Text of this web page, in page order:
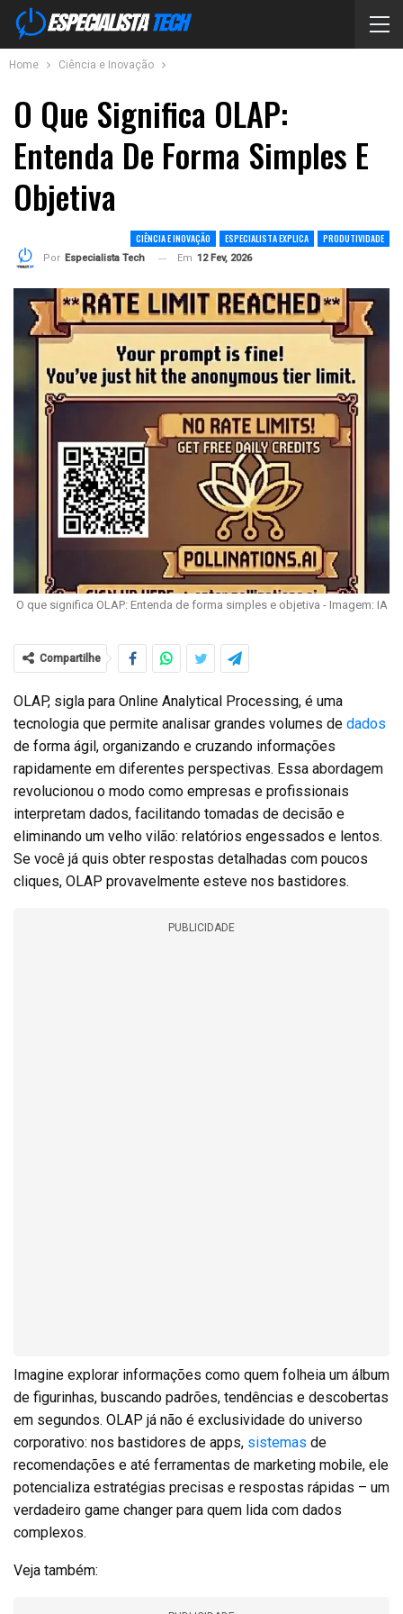
Home Ciência e Inovação
O Que Significa OLAP:
Entenda De Forma Simples E
Objetiva
CIÊNCIA E INOVAÇÃO ESPECIALISTA EXPLICA PRODUTIVIDADE
Por Especialista Tech Em 12 Fev, 2026
O que significa OLAP: Entenda de forma simples e objetiva - Imagem: IA
Compartilhe
OLAP, sigla para Online Analytical Processing, é uma
tecnologia que permite analisar grandes volumes de dados
de forma ágil, organizando e cruzando informações
rapidamente em diferentes perspectivas. Essa abordagem
revolucionou o modo como empresas e profissionais
interpretam dados, facilitando tomadas de decisão e
eliminando um velho vilão: relatórios engessados e lentos.
Se você já quis obter respostas detalhadas com poucos
cliques, OLAP provavelmente esteve nos bastidores.
PUBLICIDADE
Imagine explorar informações como quem folheia um álbum
de figurinhas, buscando padrões, tendências e descobertas
em segundos. OLAP já não é exclusividade do universo
corporativo: nos bastidores de apps, sistemas de
recomendações e até ferramentas de marketing mobile, ele
potencializa estratégias precisas e respostas rápidas – um
verdadeiro game changer para quem lida com dados
complexos.
Veja também: